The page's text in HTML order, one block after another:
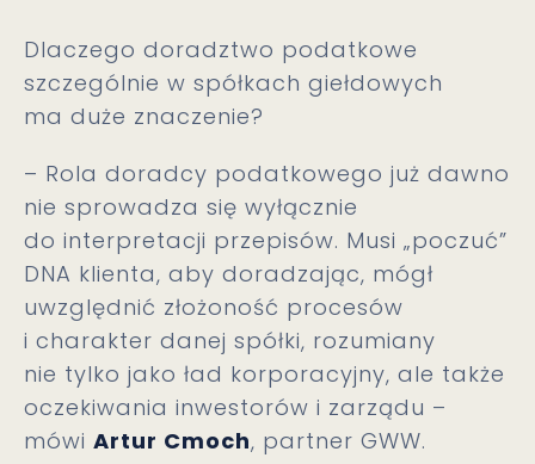
Dlaczego doradztwo podatkowe
szczególnie w spółkach giełdowych
ma duże znaczenie?
– Rola doradcy podatkowego już dawno
nie sprowadza się wyłącznie
do interpretacji przepisów. Musi „poczuć”
DNA klienta, aby doradzając, mógł
uwzględnić złożoność procesów
i charakter danej spółki, rozumiany
nie tylko jako ład korporacyjny, ale także
oczekiwania inwestorów i zarządu –
mówi Artur Cmoch, partner GWW.